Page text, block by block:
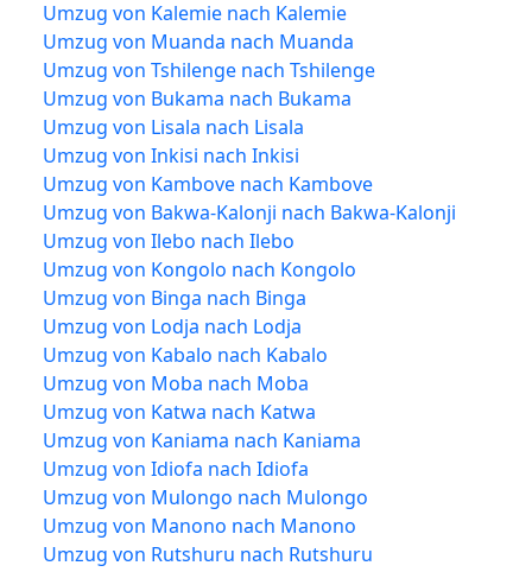
Umzug von Kalemie nach Kalemie
Umzug von Muanda nach Muanda
Umzug von Tshilenge nach Tshilenge
Umzug von Bukama nach Bukama
Umzug von Lisala nach Lisala
Umzug von Inkisi nach Inkisi
Umzug von Kambove nach Kambove
Umzug von Bakwa-Kalonji nach Bakwa-Kalonji
Umzug von Ilebo nach Ilebo
Umzug von Kongolo nach Kongolo
Umzug von Binga nach Binga
Umzug von Lodja nach Lodja
Umzug von Kabalo nach Kabalo
Umzug von Moba nach Moba
Umzug von Katwa nach Katwa
Umzug von Kaniama nach Kaniama
Umzug von Idiofa nach Idiofa
Umzug von Mulongo nach Mulongo
Umzug von Manono nach Manono
Umzug von Rutshuru nach Rutshuru